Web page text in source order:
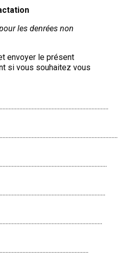
les denrées non
envoyer le présent
si vous souhaitez vous